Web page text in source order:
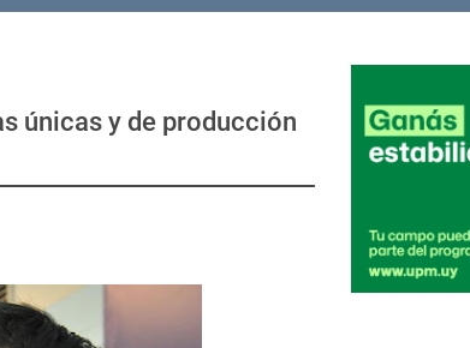
únicas y de producción